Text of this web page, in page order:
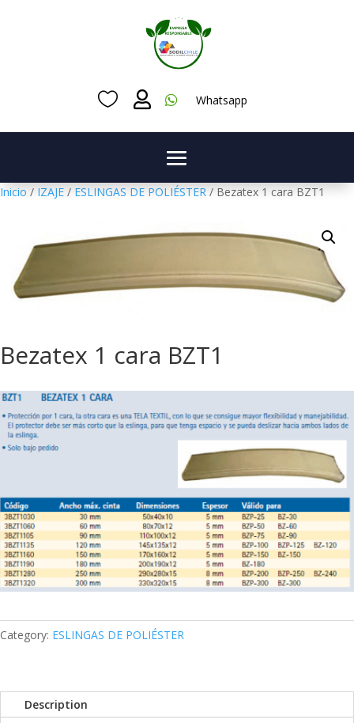
   Whatsapp
Inicio / IZAJE / ESLINGAS DE POLIÉSTER / Bezatex 1 cara BZT1
Bezatex 1 cara BZT1
Category: ESLINGAS DE POLIÉSTER
Description